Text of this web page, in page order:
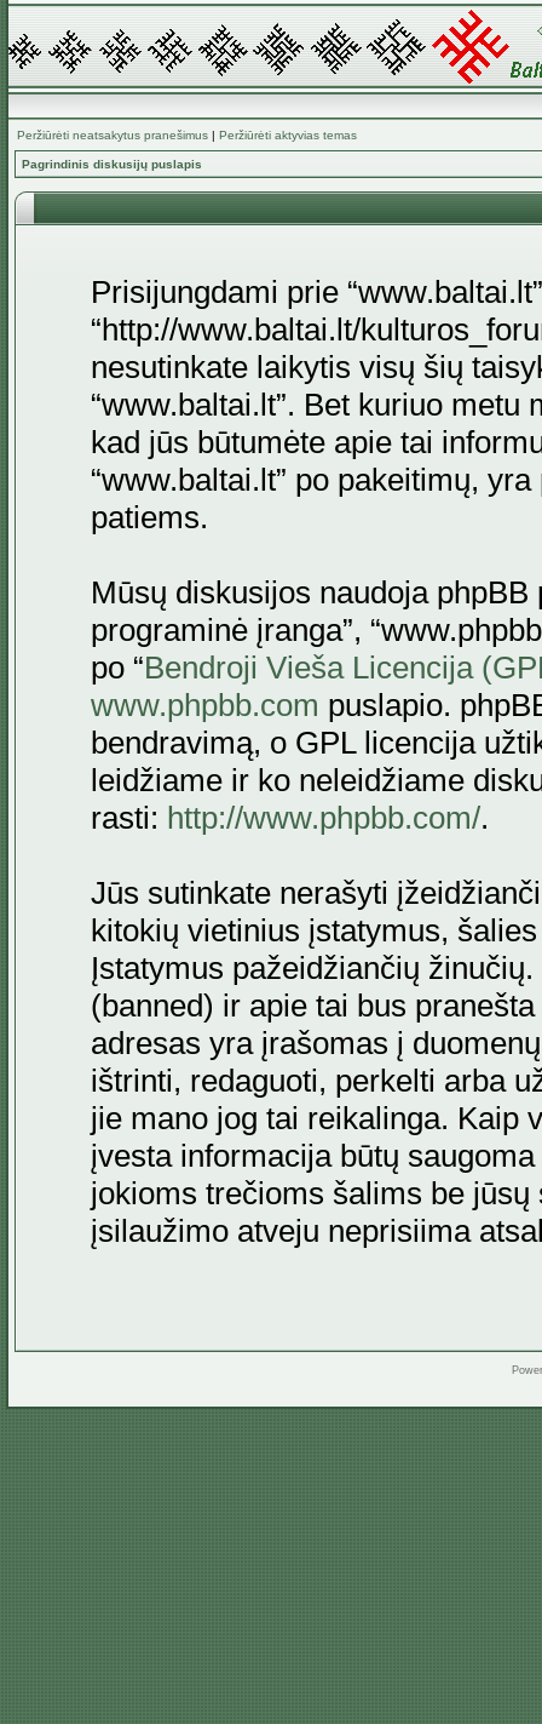
Peržiūrėti neatsakytus pranešimus | Peržiūrėti aktyvias temas
Pagrindinis diskusijų puslapis
Prisijungdami prie
“http://www.baltai.lt/
nesutinkate laikytis visų šių
“www.baltai.lt”. Bet kuriuo
kad jūs būtumėte apie tai
“www.baltai.lt” po pakeitimų,
patiems.
Mūsų diskusijos naudoja phpBB
programinė įranga”,
po “Bendroji Vieša Licencija
www.phpbb.com puslapio.
bendravimą, o GPL licencija
leidžiame ir ko neleidžiame
rasti: http://www.phpbb.com/.
Jūs sutinkate nerašyti
kitokių vietinius įstatymus,
Įstatymus pažeidžiančių
(banned) ir apie tai bus
adresas yra įrašomas į
ištrinti, redaguoti, perkelti arba
jie mano jog tai reikalinga. Kaip
įvesta informacija būtų
jokioms trečioms šalims be jūsų
įsilaužimo atveju neprisiima